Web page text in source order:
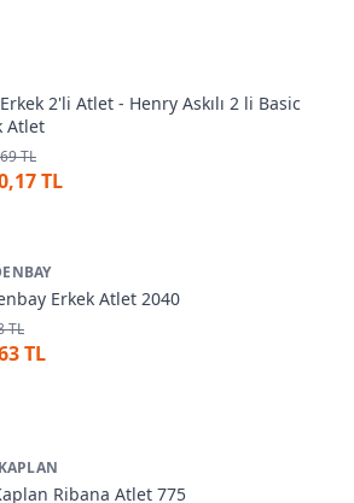
2'li Atlet - Henry Askılı 2 li Basic
Atlet
TL
TL
Erkek Atlet 2040
TL
TL
Ribana Atlet 775